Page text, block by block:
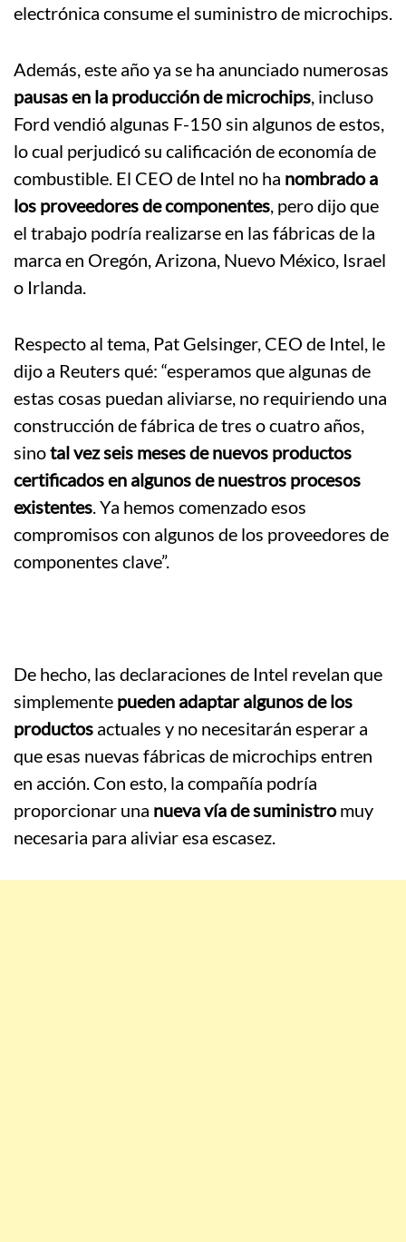
electrónica consume el suministro de microchips.
Además, este año ya se ha anunciado numerosas
pausas en la producción de microchips, incluso
Ford vendió algunas F-150 sin algunos de estos,
lo cual perjudicó su calificación de economía de
combustible. El CEO de Intel no ha nombrado a
los proveedores de componentes, pero dijo que
el trabajo podría realizarse en las fábricas de la
marca en Oregón, Arizona, Nuevo México, Israel
o Irlanda.
Respecto al tema, Pat Gelsinger, CEO de Intel, le
dijo a Reuters qué: “esperamos que algunas de
estas cosas puedan aliviarse, no requiriendo una
construcción de fábrica de tres o cuatro años,
sinotal vez seis meses de nuevos productos
certificados en algunos de nuestros procesos
existentes. Ya hemos comenzado esos
compromisos con algunos de los proveedores de
componentes clave”.
De hecho, las declaraciones de Intel revelan que
simplemente pueden adaptar algunos de los
productos actuales y no necesitarán esperar a
que esas nuevas fábricas de microchips entren
en acción. Con esto, la compañía podría
proporcionar una nueva vía de suministromuy
necesaria para aliviar esa escasez.